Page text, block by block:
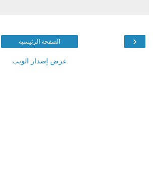
‹ الصفحة الرئيسية
عرض إصدار الويب